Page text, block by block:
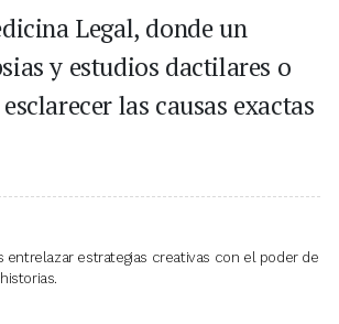
Legal, donde un
y estudios dactilares o
las causas exactas
estrategias creativas con el poder de